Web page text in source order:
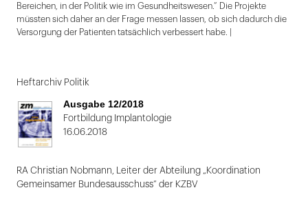
Bereichen, in der Politik wie im Gesundheitswesen.“ Die Projekte
müssten sich daher an der Frage messen lassen, ob sich dadurch die
Versorgung der Patienten tatsächlich verbessert habe. |
1
von
2
Heftarchiv Politik
Ausgabe 12/2018
Fortbildung Implantologie
16.06.2018
RA Christian Nobmann, Leiter der Abteilung „Koordination
Gemeinsamer Bundesausschuss“ der KZBV